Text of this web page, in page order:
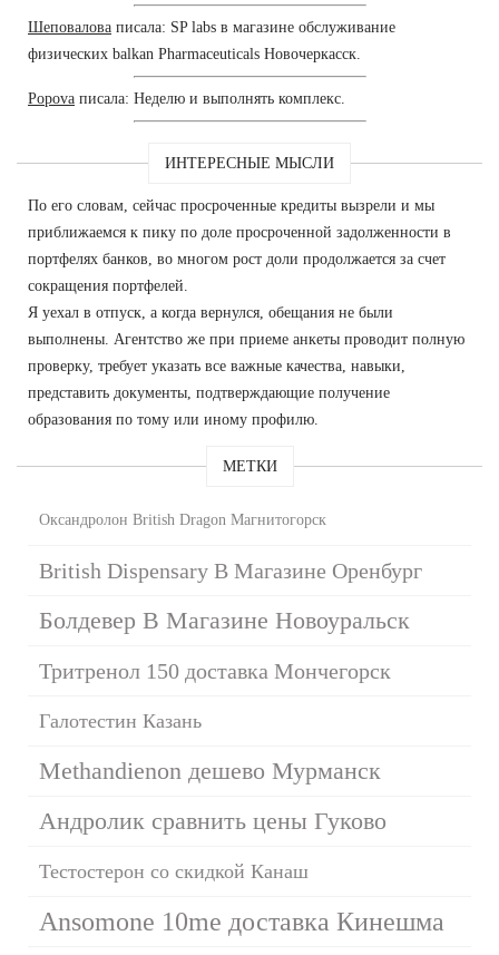
Шеповалова писала: SP labs в магазине обслуживание
физических balkan Pharmaceuticals Новочеркасск.
Popova писала: Неделю и выполнять комплекс.
ИНТЕРЕСНЫЕ МЫСЛИ
По его словам, сейчас просроченные кредиты вызрели и мы
приближаемся к пику по доле просроченной задолженности в
портфелях банков, во многом рост доли продолжается за счет
сокращения портфелей.
Я уехал в отпуск, а когда вернулся, обещания не были
выполнены. Агентство же при приеме анкеты проводит полную
проверку, требует указать все важные качества, навыки,
представить документы, подтверждающие получение
образования по тому или иному профилю.
МЕТКИ
Оксандролон British Dragon Магнитогорск
British Dispensary В Магазине Оренбург
Болдевер В Магазине Новоуральск
Тритренол 150 доставка Мончегорск
Галотестин Казань
Methandienon дешево Мурманск
Андролик сравнить цены Гуково
Тестостерон со скидкой Канаш
Ansomone 10me доставка Кинешма